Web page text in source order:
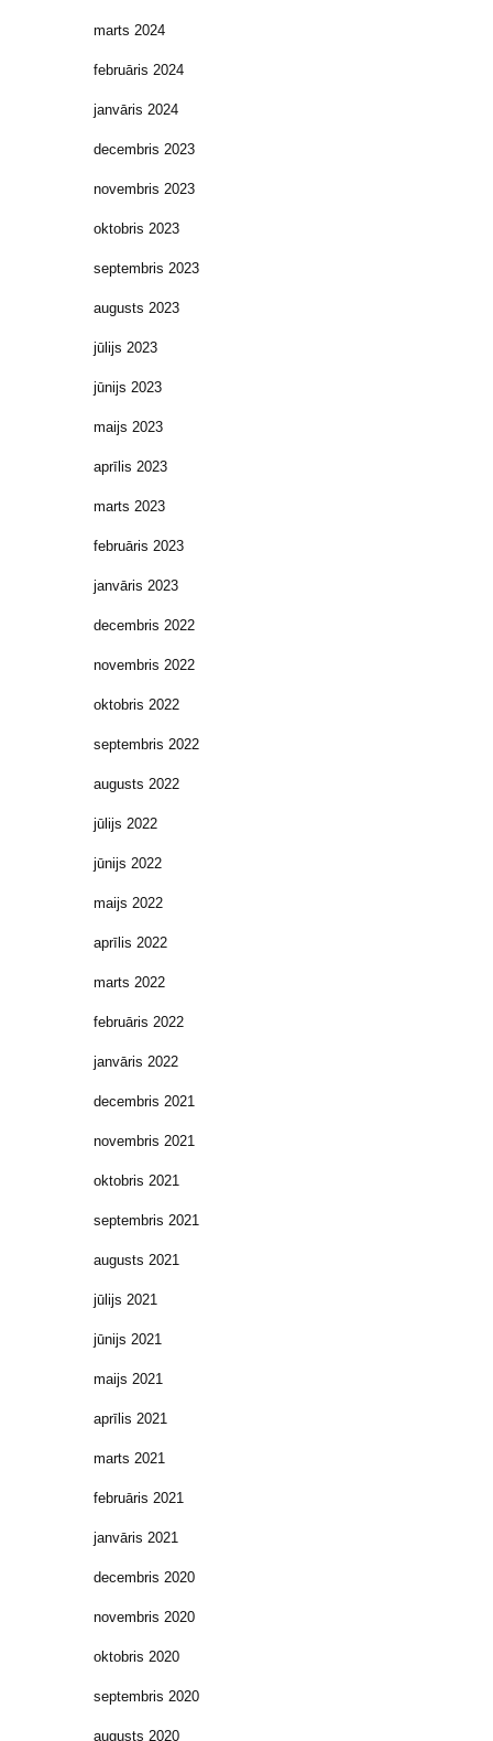
marts 2024
februāris 2024
janvāris 2024
decembris 2023
novembris 2023
oktobris 2023
septembris 2023
augusts 2023
jūlijs 2023
jūnijs 2023
maijs 2023
aprīlis 2023
marts 2023
februāris 2023
janvāris 2023
decembris 2022
novembris 2022
oktobris 2022
septembris 2022
augusts 2022
jūlijs 2022
jūnijs 2022
maijs 2022
aprīlis 2022
marts 2022
februāris 2022
janvāris 2022
decembris 2021
novembris 2021
oktobris 2021
septembris 2021
augusts 2021
jūlijs 2021
jūnijs 2021
maijs 2021
aprīlis 2021
marts 2021
februāris 2021
janvāris 2021
decembris 2020
novembris 2020
oktobris 2020
septembris 2020
augusts 2020